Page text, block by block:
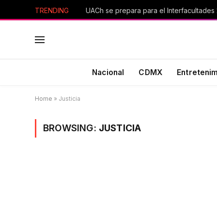
TRENDING UACh se prepara para el Interfacultades
Nacional CDMX
Home » Justicia
BROWSING: JUSTICIA